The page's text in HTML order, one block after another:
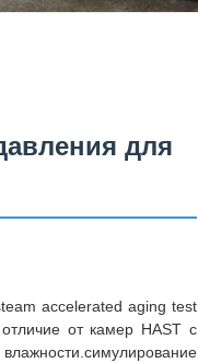
для
accelerated aging test
от камер HAST с